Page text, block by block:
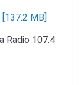
MB]
Radio 107.4